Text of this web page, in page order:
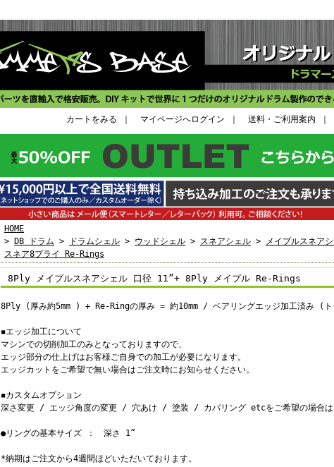
カートをみる マイページへログイン 送料・ご利用案内
HOME
>
DB ドラム > ドラムシェル > ウッドシェル > スネアシェル >
メイプルスネア
スネア8プライ Re-Rings
8Ply メイプルスネアシェル 口径 11”+ 8Ply メイプル Re-Rings
8Ply (厚み約5mm ) + Re-Ringの厚み = 約10mm / ベアリングエッジ加工済み (ト
◾エッジ加工について
マシンでの切削加工のみとなっておりますので、
エッジ部分の仕上げはお客様ご自身での加工が必要になります。
エッジカットをご希望で無い場合はご注文時にお知らせください。
◾カスタムオプション
深さ変更 / エッジ角度の変更 / 穴あけ / 塗装 / カバリング etcをご希望の場合はお
●リングの基本サイズ ： 深さ 1”
*納期はご注文から4週間ほどいただいております。